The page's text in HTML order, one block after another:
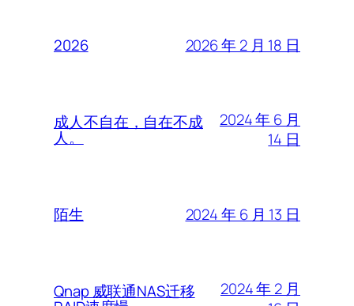
2026 2026 年 2 月 18 日
成人不自在，自在不成
人。
2024 年 6 月
14 日
陌生 2024 年 6 月 13 日
Qnap 威联通NAS迁移
2024 年 2 月